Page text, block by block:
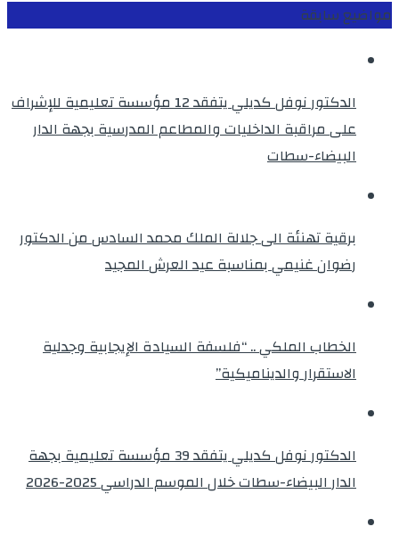
مواضيع سابقة
الدكتور نوفل كديلي يتفقد 12 مؤسسة تعليمية للإشراف
على مراقبة الداخليات والمطاعم المدرسية بجهة الدار
البيضاء-سطات
برقية تهنئة الى جلالة الملك محمد السادس من الدكتور
رضوان غنيمي بمناسبة عيد العرش المجيد
الخطاب الملكي .. “فلسفة السيادة الإيجابية وجدلية
الاستقرار والديناميكية”
الدكتور نوفل كديلي يتفقد 39 مؤسسة تعليمية بجهة
الدار البيضاء-سطات خلال الموسم الدراسي 2025-2026